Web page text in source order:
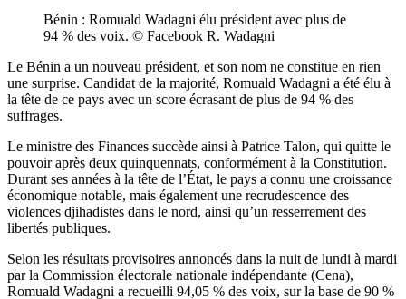
Bénin : Romuald Wadagni élu président avec plus de
94 % des voix. © Facebook R. Wadagni
Le Bénin a un nouveau président, et son nom ne constitue en rien
une surprise. Candidat de la majorité, Romuald Wadagni a été élu à
la tête de ce pays avec un score écrasant de plus de 94 % des
suffrages.
Le ministre des Finances succède ainsi à Patrice Talon, qui quitte le
pouvoir après deux quinquennats, conformément à la Constitution.
Durant ses années à la tête de l’État, le pays a connu une croissance
économique notable, mais également une recrudescence des
violences djihadistes dans le nord, ainsi qu’un resserrement des
libertés publiques.
Selon les résultats provisoires annoncés dans la nuit de lundi à mardi
par la Commission électorale nationale indépendante (Cena),
Romuald Wadagni a recueilli 94,05 % des voix, sur la base de 90 %